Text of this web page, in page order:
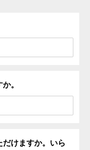
。
けますか。いら